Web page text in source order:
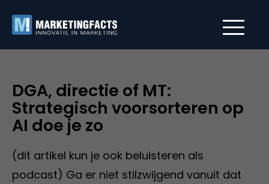
DGA, directie of MT:
Strategisch voorsorteren op
AI doe je zo
(dit artikel kun je ook beluisteren als
podcast) Ga er niet stilzwijgend vanuit dat